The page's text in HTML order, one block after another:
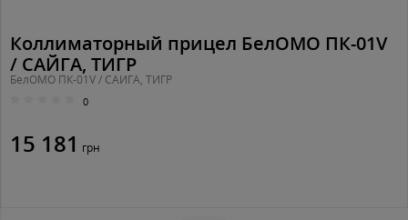
Коллиматорный прицел БелОМО ПК-01V
/ САЙГА, ТИГР
БелОМО ПК-01V / САЙГА, ТИГР
0
15 181 грн